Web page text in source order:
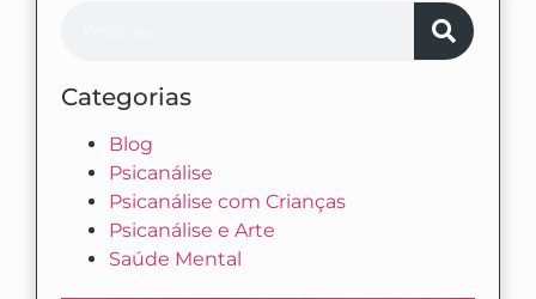
Categorias
Blog
Psicanálise
Psicanálise com Crianças
Psicanálise e Arte
Saúde Mental